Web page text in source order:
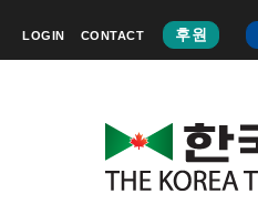
LOGIN CONTACT 후원